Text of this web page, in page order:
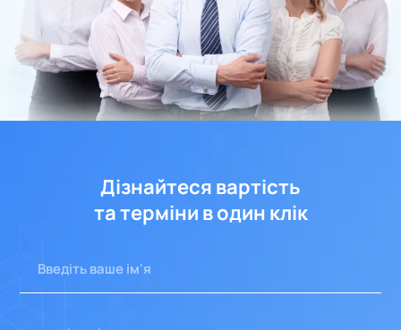
Дізнайтеся вартість
та терміни в один клік